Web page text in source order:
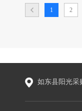
1 2
如东县阳光采